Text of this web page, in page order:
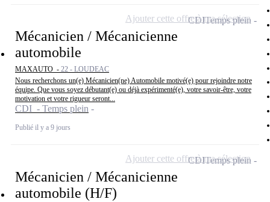
Mécanicien / Mécanicienne
automobile
MAXAUTO - 22 - LOUDEAC
Nous recherchons un(e) Mécanicien(ne) Automobile motivé(e) pour rejoindre notre
équipe. Que vous soyez débutant(e) ou déjà expérimenté(e), votre savoir-être, votre
motivation et votre rigueur seront...
CDI - Temps plein
Publié il y a 9 jours
CDITemps plein
Ajouter cette offre à ma sélection
Mécanicien / Mécanicienne
automobile (H/F)
CDITemps plein
Ajouter cette offre à ma sélection